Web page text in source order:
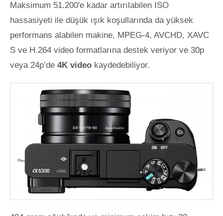
Maksimum 51.200'e kadar artırılabilen ISO
hassasiyeti ile düşük ışık koşullarında da yüksek
performans alabilen makine, MPEG-4, AVCHD, XAVC
S ve H.264 video formatlarına destek veriyor ve 30p
veya 24p’de 4K video kaydedebiliyor.